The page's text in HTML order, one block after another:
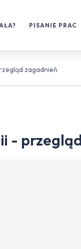
PISANIE PRAC
zagadnień
-